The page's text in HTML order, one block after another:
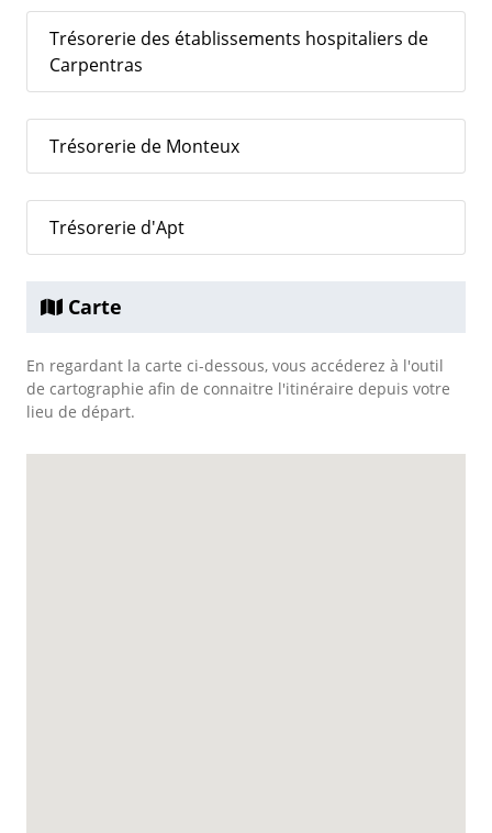
Trésorerie des établissements hospitaliers de
Carpentras
Trésorerie de Monteux
Trésorerie d'Apt
Carte
En regardant la carte ci-dessous, vous accéderez à l'outil
de cartographie afin de connaitre l'itinéraire depuis votre
lieu de départ.